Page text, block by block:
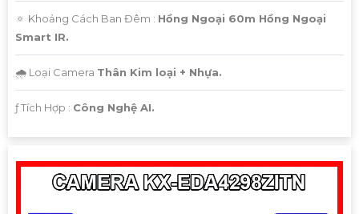
🔅 Khoảng Cách Ban Đêm : Hồng Ngoại 60m Hồng Ngoại
Smart IR.
🌧️ Loại Camera Thân Kim loại + Nhựa.
️ƒ Tích Hợp : Công Nghệ AI.